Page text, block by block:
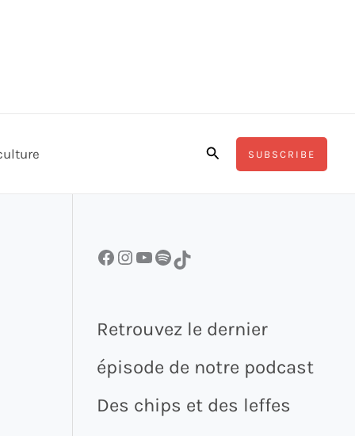
RechercherSUBSCRIBE
Facebook InstagramYouTube Spotify TikTok
Retrouvez le dernier
épisode de notre podcast
Des chips et des leffes